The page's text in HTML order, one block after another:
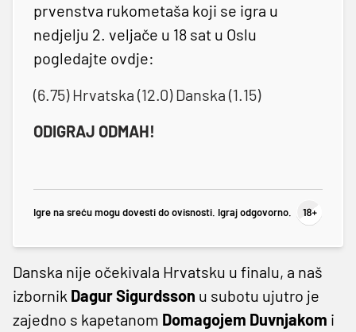
prvenstva rukometaša koji se igra u
nedjelju 2. veljače u 18 sat u Oslu
pogledajte ovdje:
(6.75) Hrvatska (12.0) Danska (1.15)
ODIGRAJ ODMAH!
Igre na sreću mogu dovesti do ovisnosti. Igraj odgovorno.
Danska nije očekivala Hrvatsku u finalu, a naš
izbornik Dagur Sigurdsson u subotu ujutro je
zajedno s kapetanom Domagojem Duvnjakom i